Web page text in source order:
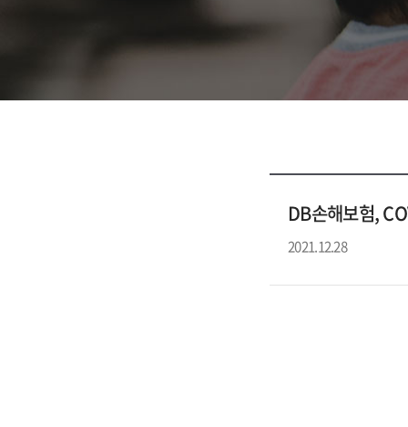
DB손해보험,
2021.12.28